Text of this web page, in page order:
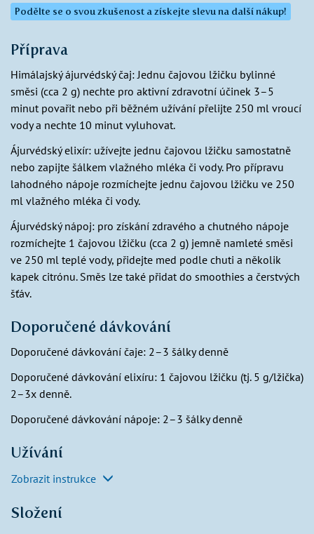
Podělte se o svou zkušenost a získejte slevu na další nákup!
Příprava
Himálajský ájurvédský čaj: Jednu čajovou lžičku bylinné
směsi (cca 2 g) nechte pro aktivní zdravotní účinek 3–5
minut povařit nebo při běžném užívání přelijte 250 ml vroucí
vody a nechte 10 minut vyluhovat.
Ájurvédský elixír: užívejte jednu čajovou lžičku samostatně
nebo zapijte šálkem vlažného mléka či vody. Pro přípravu
lahodného nápoje rozmíchejte jednu čajovou lžičku ve 250
ml vlažného mléka či vody.
Ájurvédský nápoj: pro získání zdravého a chutného nápoje
rozmíchejte 1 čajovou lžičku (cca 2 g) jemně namleté směsi
ve 250 ml teplé vody, přidejte med podle chuti a několik
kapek citrónu. Směs lze také přidat do smoothies a čerstvých
šťáv.
Doporučené dávkování
Doporučené dávkování čaje: 2–3 šálky denně
Doporučené dávkování elixíru: 1 čajovou lžičku (tj. 5 g/lžička)
2–3x denně.
Doporučené dávkování nápoje: 2–3 šálky denně
Užívání
Zobrazit instrukce
Složení